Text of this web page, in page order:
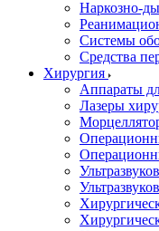
Наркозно-
Системы
Средства
Хирургия
Аппараты
Лазеры